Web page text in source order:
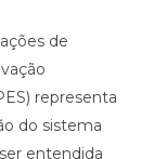
de
representa
do sistema
entendida